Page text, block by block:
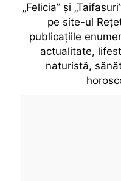
„Felicia” și
pe site-ul
publicațiile
actualitate,
naturistă,